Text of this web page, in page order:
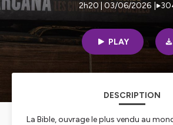
2h20 | 03/06/2026
PLAY
DESCRIPTION
La Bible, ouvrage le plus vendu au